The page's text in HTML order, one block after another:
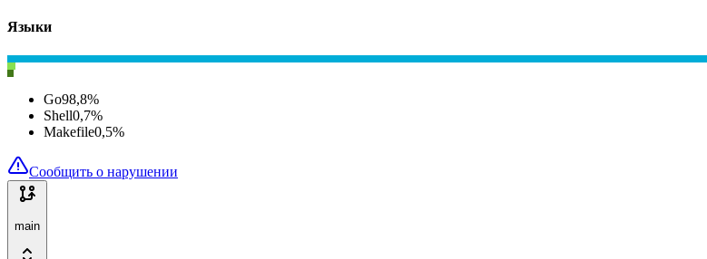
Языки
Go98,8%
Shell0,7%
Makefile0,5%
Сообщить о нарушении
main